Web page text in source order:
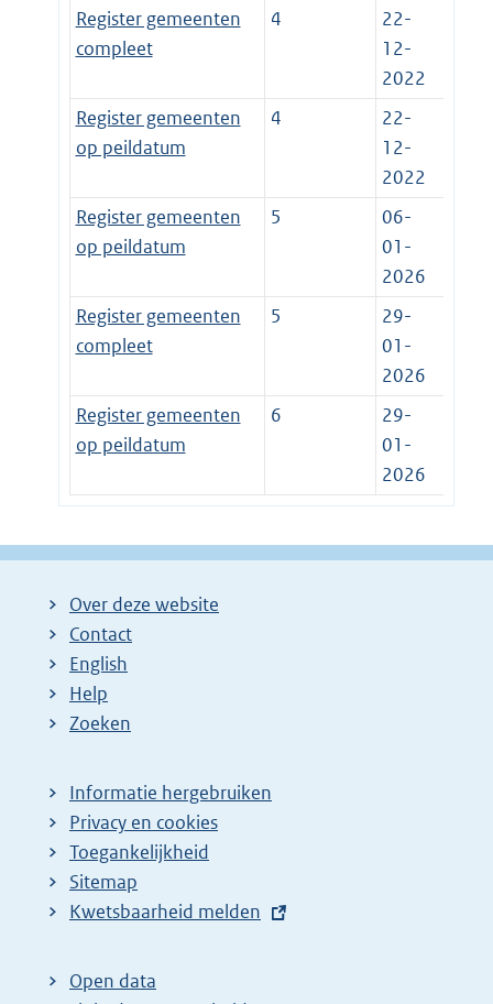
Register gemeenten
compleet
4
22-
12-
2022
Register gemeenten
op peildatum
4
22-
12-
2022
Register gemeenten
op peildatum
5
06-
01-
2026
Register gemeenten
compleet
5
29-
01-
2026
Register gemeenten
op peildatum
6
29-
01-
2026
Over deze website
Contact
English
Help
Zoeken
Informatie hergebruiken
Privacy en cookies
Toegankelijkheid
Sitemap
E
t
Kwetsbaarheid melden
Open data